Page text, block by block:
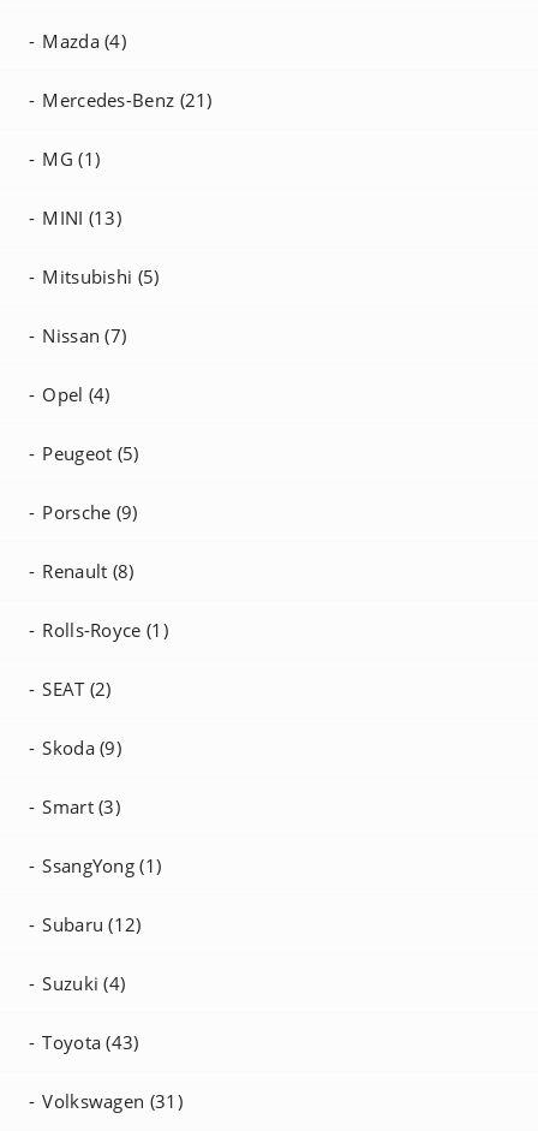
Mazda (4)
Mercedes-Benz (21)
MG (1)
MINI (13)
Mitsubishi (5)
Nissan (7)
Opel (4)
Peugeot (5)
Porsche (9)
Renault (8)
Rolls-Royce (1)
SEAT (2)
Skoda (9)
Smart (3)
SsangYong (1)
Subaru (12)
Suzuki (4)
Toyota (43)
Volkswagen (31)